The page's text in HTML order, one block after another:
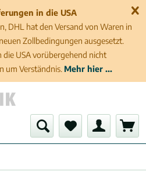
in die USA
DHL hat den Versand von Waren in
Zollbedingungen ausgesetzt.
die USA vorübergehend nicht
um Verständnis. Mehr hier ...